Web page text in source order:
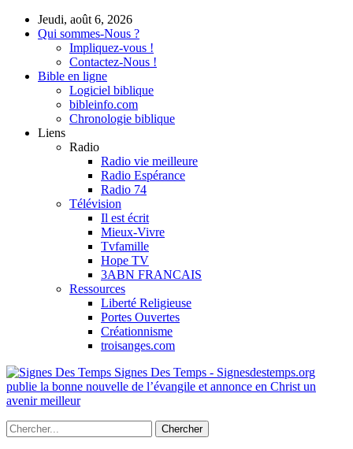
Jeudi, août 6, 2026
Qui sommes-Nous ?
Impliquez-vous !
Contactez-Nous !
Bible en ligne
Logiciel biblique
bibleinfo.com
Chronologie biblique
Liens
Radio
Radio vie meilleure
Radio Espérance
Radio 74
Télévision
Il est écrit
Mieux-Vivre
Tvfamille
Hope TV
3ABN FRANCAIS
Ressources
Liberté Religieuse
Portes Ouvertes
Créationnisme
troisanges.com
Signes Des Temps - Signesdestemps.org
publie la bonne nouvelle de l’évangile et annonce en Christ un
avenir meilleur